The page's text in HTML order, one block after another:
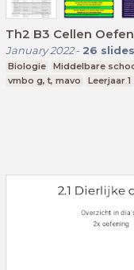
Th2 B3 Cellen
January 2022- 26 slides
Biologie
Middelbare
vmbo g, t, mavo
Leerjaar 1